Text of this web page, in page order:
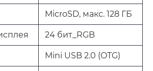
MicroSD, макс. 128 ГБ
24 бит_RGB
Mini USB 2.0 (OTG)